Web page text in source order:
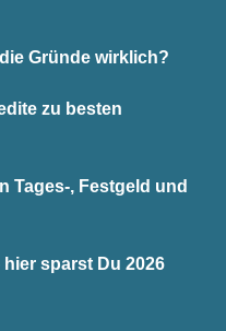
Gründe wirklich?
zu besten
Tages-, Festgeld und
sparst Du 2026